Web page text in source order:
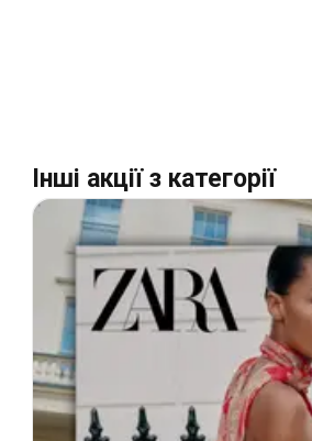
Інші акції з категорії